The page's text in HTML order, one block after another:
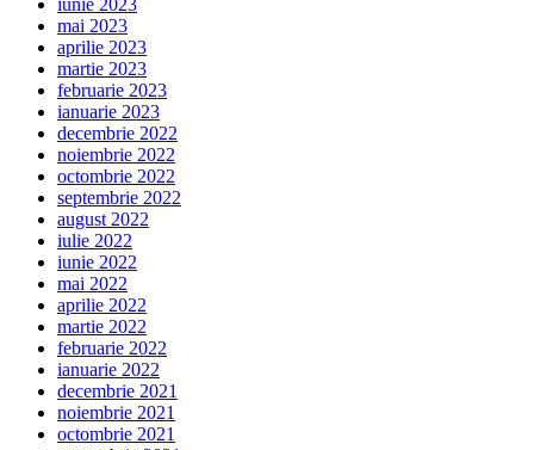
mai 2023
aprilie 2023
martie 2023
februarie 2023
ianuarie 2023
decembrie 2022
noiembrie 2022
octombrie 2022
septembrie 2022
august 2022
iulie 2022
iunie 2022
mai 2022
aprilie 2022
martie 2022
februarie 2022
ianuarie 2022
decembrie 2021
noiembrie 2021
octombrie 2021